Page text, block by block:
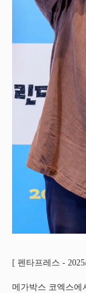
[ 펜타프레스 -
메가박스 코엑스에